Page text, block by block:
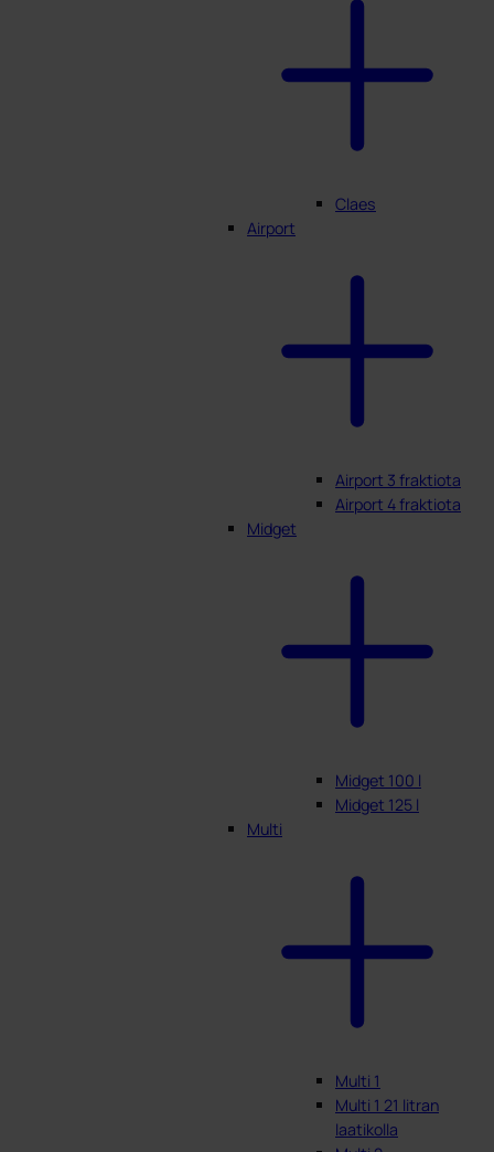
Claes
Airport
Airport 3 fraktiota
Airport 4 fraktiota
Midget
Midget 100 l
Midget 125 l
Multi
Multi 1
Multi 1 21 litran
laatikolla